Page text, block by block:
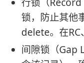
行锁（
锁，防止其他
delete。在RC
间隙锁（Gap